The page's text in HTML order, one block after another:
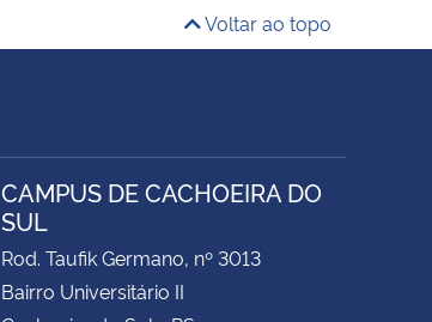
Voltar ao topo
CAMPUS DE CACHOEIRA DO
SUL
Rod. Taufik Germano, nº 3013
Bairro Universitário II